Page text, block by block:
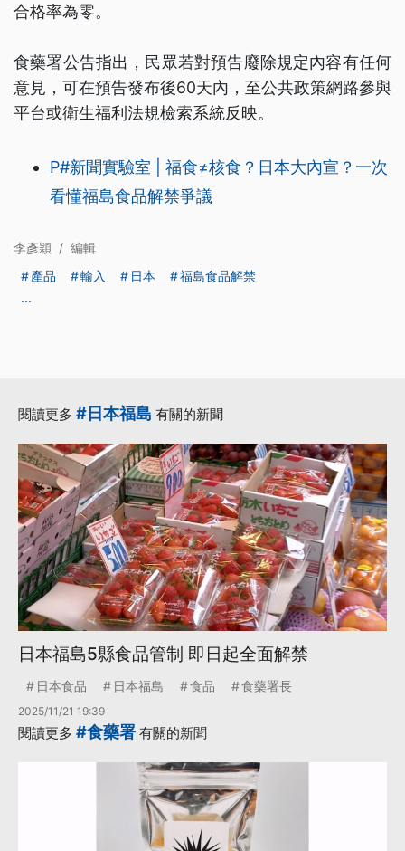
合格率為零。
食藥署公告指出，民眾若對預告廢除規定內容有任何
意見，可在預告發布後60天內，至公共政策網路參與
平台或衛生福利法規檢索系統反映。
P#新聞實驗室 | 福食≠核食？日本大內宣？一次
看懂福島食品解禁爭議
李彥穎 / 編輯
產品
輸入 日本
福島食品解禁
...
閱讀更多 #日本福島 有關的新聞
日本福島5縣食品管制 即日起全面解禁
日本食品 日本福島 食品 食藥署長
2025/11/21 19:39
閱讀更多 #食藥署 有關的新聞